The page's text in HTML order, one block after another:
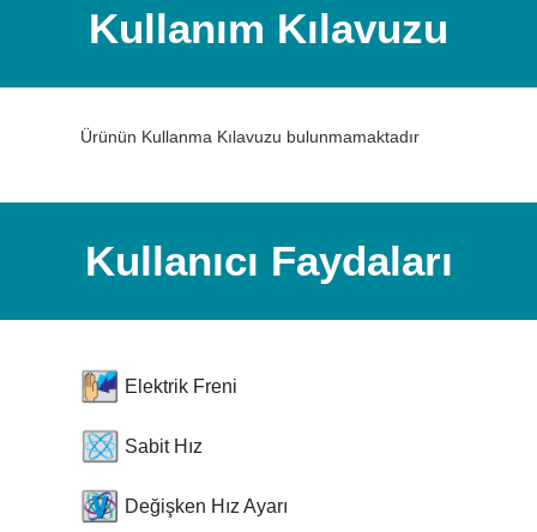
Kullanım Kılavuzu
Ürünün Kullanma Kılavuzu bulunmamaktadır
Kullanıcı Faydaları
Elektrik Freni
Sabit Hız
Değişken Hız Ayarı